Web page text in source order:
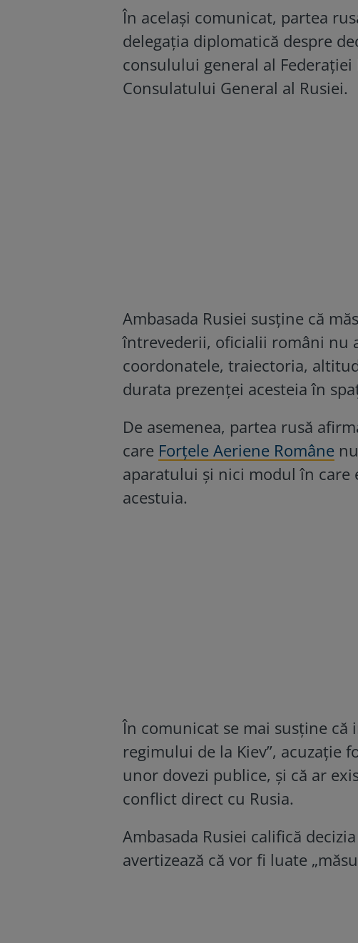
În același comunicat, partea
delegația diplomatică despre
consulului general al
Consulatului General al Rusiei.
Ambasada Rusiei susține că
întrevederii, oficialii români nu
coordonatele, traiectoria,
durata prezenței acesteia în
De asemenea, partea rusă
care Forțele Aeriene Române
aparatului și nici modul în
acestuia.
În comunicat se mai susține că
regimului de la Kiev”, acuzație
unor dovezi publice, și că ar
conflict direct cu Rusia.
Ambasada Rusiei califică
avertizează că vor fi luate